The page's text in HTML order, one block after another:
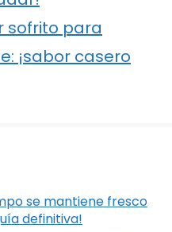
sofrito para
¡sabor casero
se mantiene fresco
definitiva!